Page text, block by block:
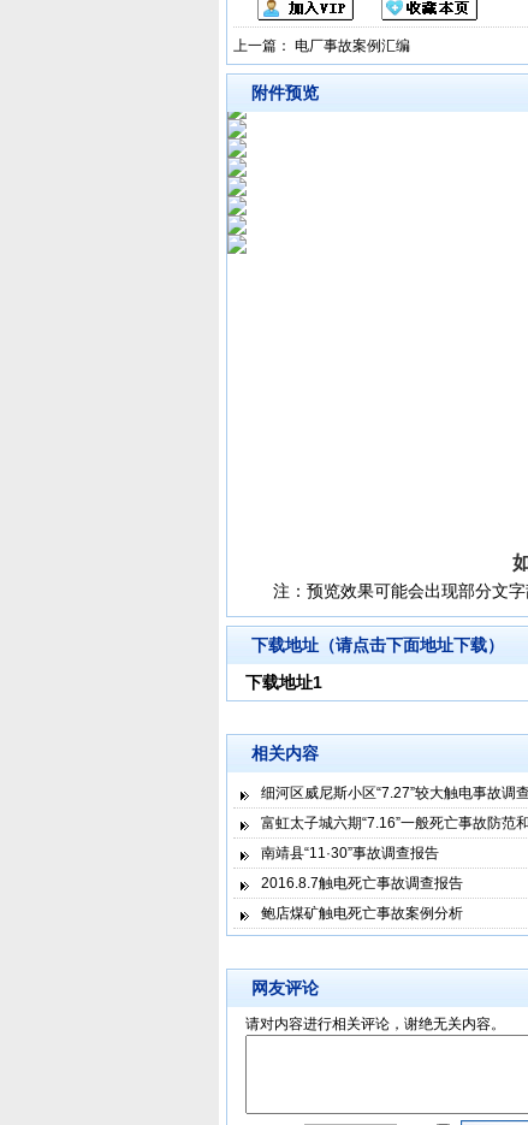
上一篇： 电厂事故案例汇编
附件预览
注：预览效果可能会出现部分文
下载地址（请点击下面地址下载）
下载地址1
相关内容
细河区威尼斯小区“7.27”较大触电事故调
富虹太子城六期“7.16”一般死亡事故防范
南靖县“11·30”事故调查报告
2016.8.7触电死亡事故调查报告
鲍店煤矿触电死亡事故案例分析
网友评论
请对内容进行相关评论，谢绝无关内容。